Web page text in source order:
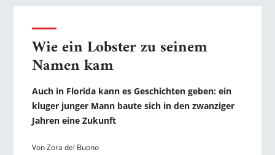
Wie ein Lobster zu seinem
Namen kam
Auch in Florida kann es Geschichten geben: ein
kluger junger Mann baute sich in den zwanziger
Jahren eine Zukunft
Von Zora del Buono